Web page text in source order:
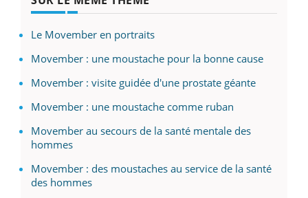
Le Movember en portraits
Movember : une moustache pour la bonne cause
Movember : visite guidée d'une prostate géante
Movember : une moustache comme ruban
Movember au secours de la santé mentale des
hommes
Movember : des moustaches au service de la santé
des hommes